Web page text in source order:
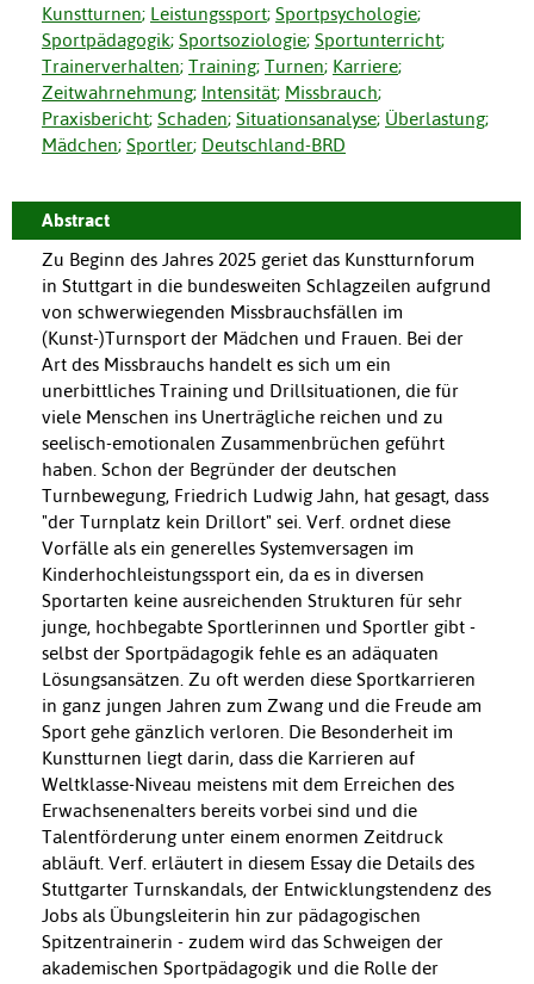
Kunstturnen; Leistungssport; Sportpsychologie;
Sportpädagogik; Sportsoziologie; Sportunterricht;
Trainerverhalten; Training; Turnen; Karriere;
Zeitwahrnehmung; Intensität; Missbrauch;
Praxisbericht; Schaden; Situationsanalyse; Überlastung;
Mädchen; Sportler; Deutschland-BRD
Abstract
Zu Beginn des Jahres 2025 geriet das Kunstturnforum
in Stuttgart in die bundesweiten Schlagzeilen aufgrund
von schwerwiegenden Missbrauchsfällen im
(Kunst-)Turnsport der Mädchen und Frauen. Bei der
Art des Missbrauchs handelt es sich um ein
unerbittliches Training und Drillsituationen, die für
viele Menschen ins Unerträgliche reichen und zu
seelisch-emotionalen Zusammenbrüchen geführt
haben. Schon der Begründer der deutschen
Turnbewegung, Friedrich Ludwig Jahn, hat gesagt, dass
"der Turnplatz kein Drillort" sei. Verf. ordnet diese
Vorfälle als ein generelles Systemversagen im
Kinderhochleistungssport ein, da es in diversen
Sportarten keine ausreichenden Strukturen für sehr
junge, hochbegabte Sportlerinnen und Sportler gibt -
selbst der Sportpädagogik fehle es an adäquaten
Lösungsansätzen. Zu oft werden diese Sportkarrieren
in ganz jungen Jahren zum Zwang und die Freude am
Sport gehe gänzlich verloren. Die Besonderheit im
Kunstturnen liegt darin, dass die Karrieren auf
Weltklasse-Niveau meistens mit dem Erreichen des
Erwachsenenalters bereits vorbei sind und die
Talentförderung unter einem enormen Zeitdruck
abläuft. Verf. erläutert in diesem Essay die Details des
Stuttgarter Turnskandals, der Entwicklungstendenz des
Jobs als Übungsleiterin hin zur pädagogischen
Spitzentrainerin - zudem wird das Schweigen der
akademischen Sportpädagogik und die Rolle der